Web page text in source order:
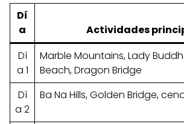
Dí
a
Actividades
Dí
a 1
Marble Mountains, Lady
Beach, Dragon Bridge
Dí
a 2
Ba Na Hills, Golden Bridge,